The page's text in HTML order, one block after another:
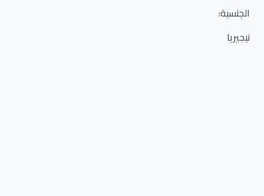
الجنسية:
نيجيريا